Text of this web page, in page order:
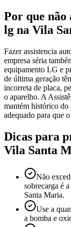
Por que não
lg na Vila
Fazer assistencia
empresa séria
equipamento LG e
de última geração
incorreta de placa,
o aparelho. A
mantém histórico do
adequado para que
Dicas para
Vila Santa
Não
sobrecarga é
Santa Maria.
Use a
a bomba e